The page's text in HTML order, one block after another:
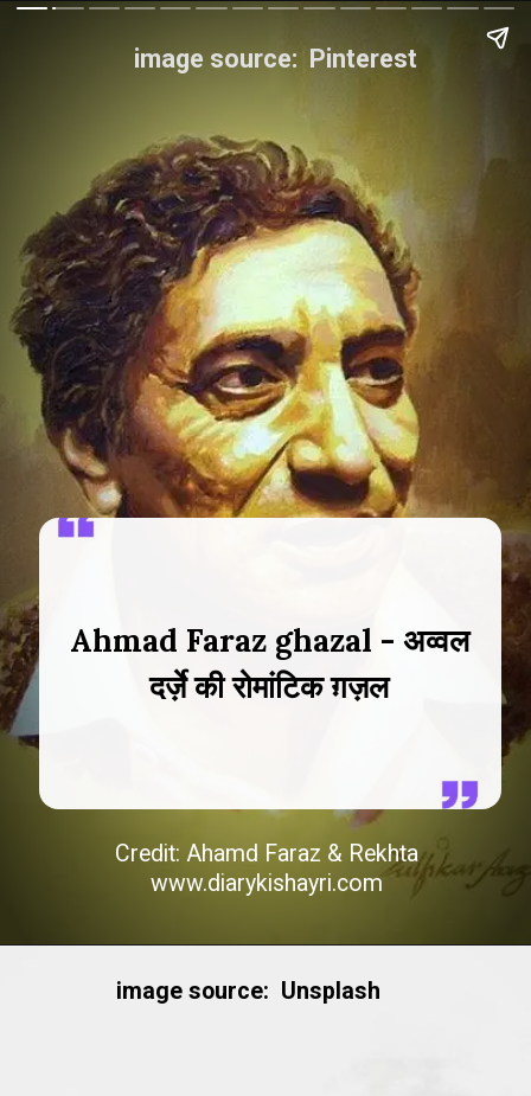
Ahmad Faraz ghazal - अव्वल
दर्ज़े की रोमांटिक ग़ज़ल
image source: Pinterest
www.diarykishayri.com
Credit: Ahamd Faraz & Rekhta
image source: Unsplash